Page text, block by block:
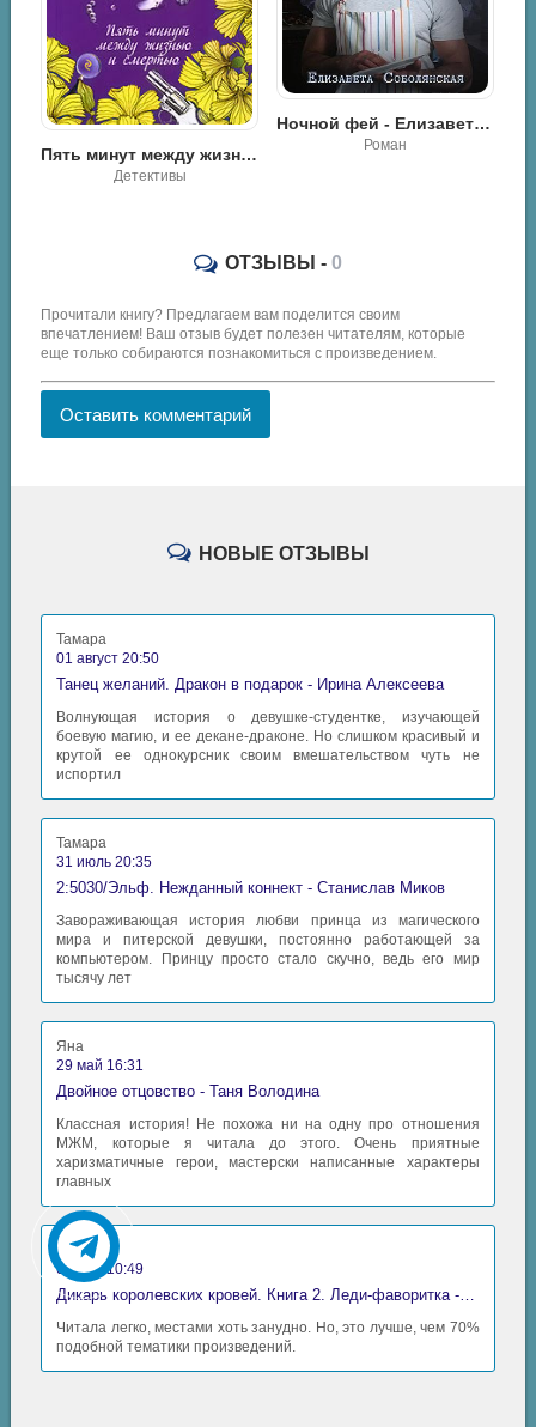
Пять минут между жизнью и смертью - Галина Владимировна Романова
Детективы
Ночной фей - Елизавета Владимировна Соболянская
Роман
ОТЗЫВЫ - 0
Прочитали книгу? Предлагаем вам поделится своим
впечатлением! Ваш отзыв будет полезен читателям, которые
еще только собираются познакомиться с произведением.
Оставить комментарий
НОВЫЕ ОТЗЫВЫ
Тамара
01 август 20:50
Танец желаний. Дракон в подарок - Ирина Алексеева
Волнующая история о девушке-студентке, изучающей
боевую магию, и ее декане-драконе. Но слишком красивый и
крутой ее однокурсник своим вмешательством чуть не
испортил
Тамара
31 июль 20:35
2:5030/Эльф. Нежданный коннект - Станислав Миков
Завораживающая история любви принца из магического
мира и питерской девушки, постоянно работающей за
компьютером. Принцу просто стало скучно, ведь его мир
тысячу лет
Яна
29 май 16:31
Двойное отцовство - Таня Володина
Классная история! Не похожа ни на одну про отношения
МЖМ, которые я читала до этого. Очень приятные
харизматичные герои, мастерски написанные характеры
главных
Аида
06 май 10:49
Дикарь королевских кровей. Книга 2. Леди-фаворитка - Анна Сергеевна Гаврилова
Читала легко, местами хоть занудно. Но, это лучше, чем 70%
подобной тематики произведений.